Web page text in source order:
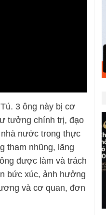
3 ông này bị cơ
tưởng chính trị, đạo
nước trong thực
tham nhũng, lãng
được làm và trách
bức xúc, ảnh hưởng
và cơ quan, đơn